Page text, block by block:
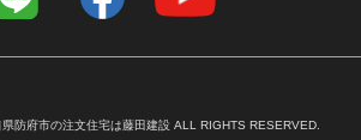
防府市の注文住宅は藤田建設 ALL RIGHTS RESERVED.